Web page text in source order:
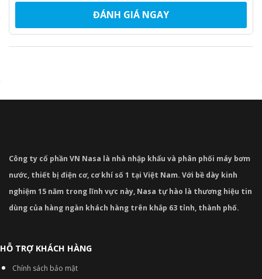
ĐÁNH GIÁ NGAY
Công ty cổ phần VN Nasa là nhà nhập khẩu và phân phối máy bơm
nước, thiết bị điện cơ, cơ khí số 1 tại Việt Nam. Với bề dày kinh
nghiệm 15 năm trong lĩnh vực này, Nasa tự hào là thương hiệu tin
dùng của hàng ngàn khách hàng trên khắp 63 tỉnh, thành phố.
HỖ TRỢ KHÁCH HÀNG
Chính sách bảo mật